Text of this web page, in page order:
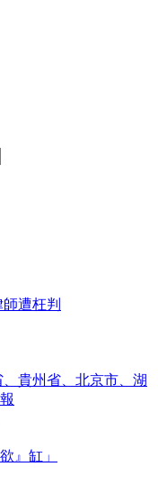
遭枉判
貴州省、北京市、湖
』缸」